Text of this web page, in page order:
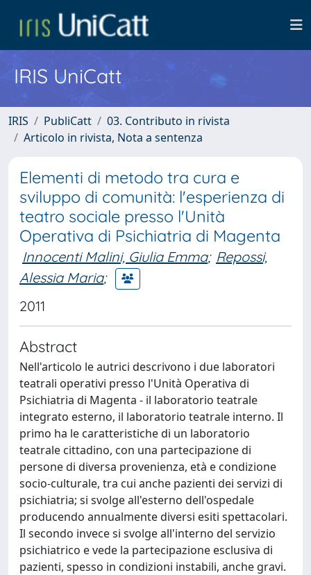
IRIS UniCatt
IRIS PubliCatt
03. Contributo in rivista
Articolo in rivista, Nota a sentenza
Elementi di metodo tra cura e
sviluppo di comunità: l'esperienza di
teatro sociale presso l'Unità
Operativa di Psichiatria di Magenta
Innocenti Malini, Giulia Emma; Repossi,
Alessia Maria;
2011
Abstract
Nell'articolo le autrici descrivono i due laboratori
teatrali operativi presso l'Unità Operativa di
Psichiatria di Magenta - il laboratorio teatrale
integrato esterno, il laboratorio teatrale interno. Il
primo ha le caratteristiche di un laboratorio
teatrale cittadino, con una partecipazione di
persone di diversa provenienza, età e condizione
socio-culturale, tra cui anche pazienti dei servizi di
psichiatria; si svolge all'esterno dell'ospedale
producendo annualmente diversi esiti spettacolari.
Il secondo invece si svolge all'interno del servizio
psichiatrico e vede la partecipazione esclusiva di
pazienti, spesso in condizioni instabili, anche gravi.